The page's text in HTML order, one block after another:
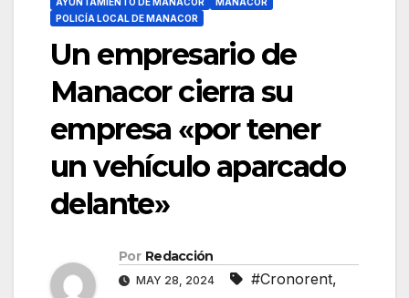
POLICÍA LOCAL DE MANACOR
Un empresario de
Manacor cierra su
empresa «por tener
un vehículo aparcado
delante»
Por Redacción
MAY 28, 2024 #Cronorent,